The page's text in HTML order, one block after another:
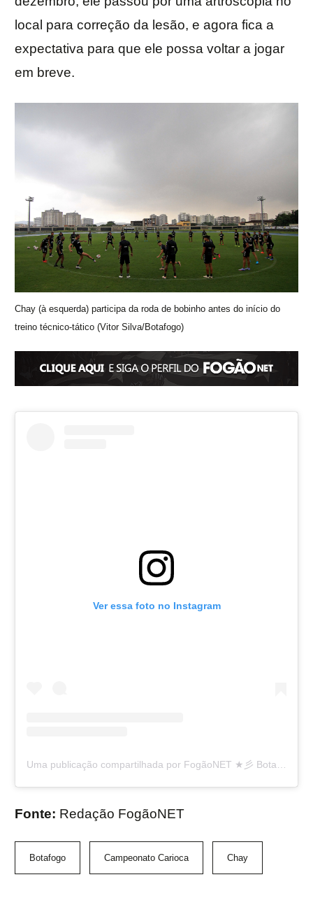
local para correção da lesão, e agora fica a
expectativa para que ele possa voltar a jogar
em breve.
Chay (à esquerda) participa da roda de bobinho antes do início do
treino técnico-tático (Vitor Silva/Botafogo)
Ver essa foto no Instagram
Uma publicação compartilhada por FogãoNET ★彡 Botafogo FR 👨🏽‍💻🔥 (@fogaonet)
Fonte: Redação FogãoNET
Botafogo Campeonato Carioca Chay